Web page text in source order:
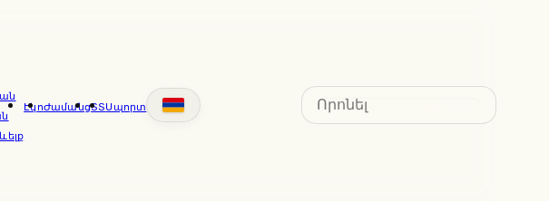
ԷկոԺամանցՏՏՍպորտ
Search